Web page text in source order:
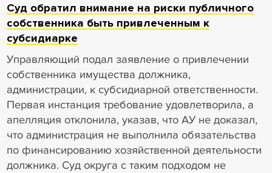
Суд обратил внимание на риски публичного
собственника быть привлеченным к
субсидиарке
Управляющий подал заявление о привлечении
собственника имущества должника,
администрации, к субсидиарной ответственности.
Первая инстанция требование удовлетворила, а
апелляция отклонила, указав, что АУ не доказал,
что администрация не выполнила обязательства
по финансированию хозяйственной деятельности
должника. Суд округа с таким подходом не